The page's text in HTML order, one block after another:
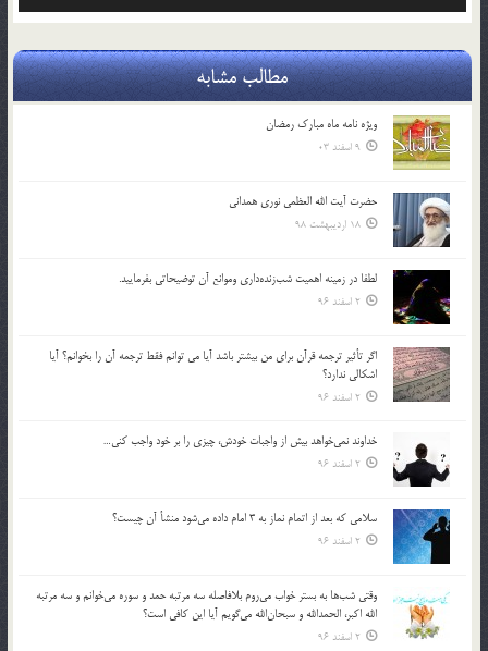
مطالب مشابه
ویژه نامه ماه مبارک رمضان
9 اسفند 03
حضرت آیت الله العظمی نوری همدانی
18 اردیبهشت 98
لطفا در زمينه اهميت شب‌زنده‌داري وموانع آن توضيحاتي بفرماييد.
2 اسفند 96
اگر تأثير ترجمه قرآن براي من بيشتر باشد آيا مي توانم فقط ترجمه آن را بخوانم؟ آيا
اشكالي ندارد؟
2 اسفند 96
خداوند نمي‌خواهد بيش از واجبات خودش، چيزي را بر خود واجب كني…
2 اسفند 96
سلامي كه بعد از اتمام نماز به 3 امام داده مي‌شود منشأ آن چيست؟
2 اسفند 96
وقتي شب‌ها به بستر خواب مي‌روم بلافاصله سه مرتبه حمد و سوره مي‌خوانم و سه مرتبه
الله اكبر، الحمدالله و سبحان‌الله مي‌گويم آيا اين كافي است؟
2 اسفند 96